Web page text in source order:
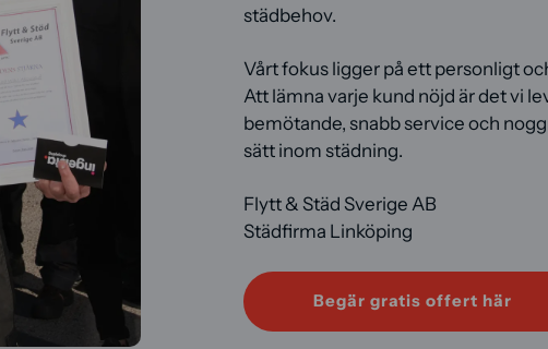
städbehov.
Vårt fokus ligger på ett personligt
Att lämna varje kund nöjd är det vi
bemötande, snabb service och
sätt inom städning.
Flytt & Städ Sverige AB
Städfirma Linköping
Begär gratis offert här